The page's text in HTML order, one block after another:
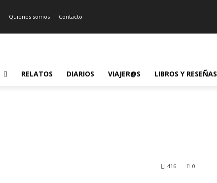
Quiénes somos Contacto
RELATOS DIARIOS VIAJER@S LIBROS Y RESEÑAS
0
416